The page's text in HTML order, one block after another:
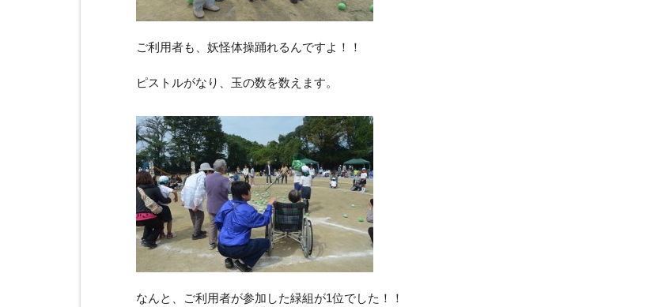
ご利用者も、妖怪体操踊れるんですよ！！
ピストルがなり、玉の数を数えます。
なんと、ご利用者が参加した緑組が1位でした！！